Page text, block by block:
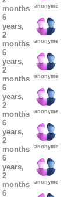
months
anonyme
6
years,
2
months
anonyme
6
years,
2
months
anonyme
6
years,
2
months
anonyme
6
years,
2
months
anonyme
6
years,
2
months
anonyme
6